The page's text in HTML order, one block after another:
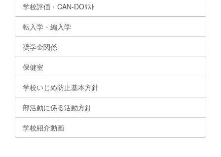
学校評価・CAN-DOﾘｽﾄ
転入学・編入学
奨学金関係
保健室
学校いじめ防止基本方針
部活動に係る活動方針
学校紹介動画